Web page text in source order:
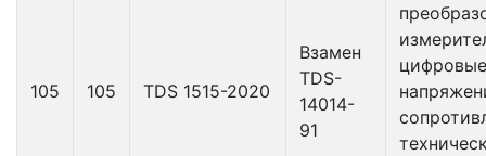
105 105 TDS 1515-2020
Взамен
TDS-
14014-
91
цифровые